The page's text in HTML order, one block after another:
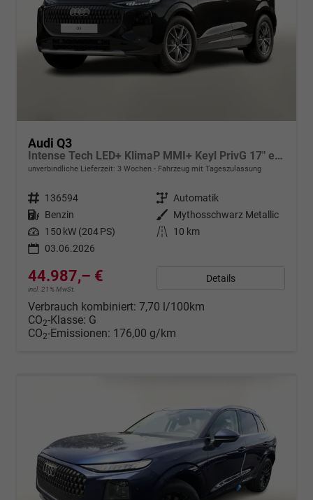
Audi Q3
Intense Tech LED+ KlimaP MMI+ Keyl PrivG 17" eHK PDC+
unverbindliche Lieferzeit: 3 Wochen Fahrzeug mit Tageszulassung
Fahrzeugnr. 136594 Getriebe Automatik
Kraftstoff Benzin Außenfarbe Mythosschwarz Metallic
Leistung 150 kW (204 PS) Kilometerstand
10 km
03.06.2026
44.987,– €
incl. 21% MwSt.
Details
Verbrauch kombiniert: 7,70 l/100km
CO2-Klasse: G
CO2-Emissionen: 176,00 g/km